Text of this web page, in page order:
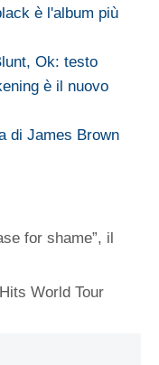
è l'album più
Ok: testo
è il nuovo
di James Brown
for shame”, il
World Tour